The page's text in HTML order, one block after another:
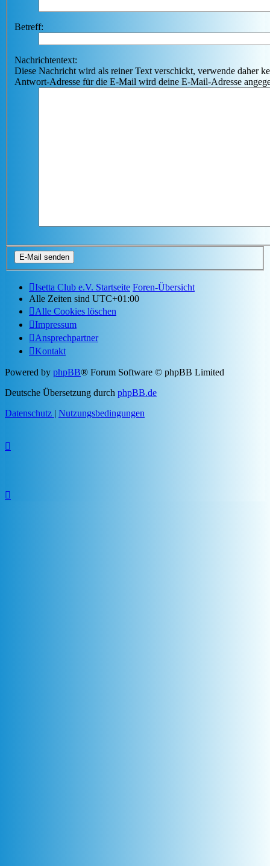
Betreff:
Nachrichtentext:
Diese Nachricht wird als reiner Text verschickt, verwende daher
Antwort-Adresse für die E-Mail wird deine E-Mail-Adresse
Isetta Club e.V. Startseite Foren-Übersicht
Alle Zeiten sind UTC+01:00
Alle Cookies löschen
Impressum
Ansprechpartner
Kontakt
Powered by phpBB® Forum Software © phpBB Limited
Deutsche Übersetzung durch phpBB.de
Datenschutz | Nutzungsbedingungen